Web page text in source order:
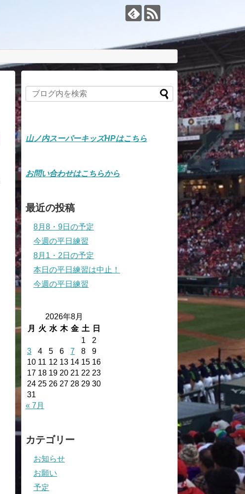
山ノ内スーパーキッズHPはこちら
お問い合わせはこちらから
最近の投稿
8月8・9日の予定
今週の平日練習
8月1・2日の予定
本日の平日練習は中止！
今週の平日練習
2026年8月
月
火 水 木 金 土
日
1
2
3
4 5 6 7 8
9
10 11 12 13 14 15 16
17 18 19 20 21 22 23
24 25 26 27 28 29 30
31
« 7月
カテゴリー
お知らせ
お願い
予定